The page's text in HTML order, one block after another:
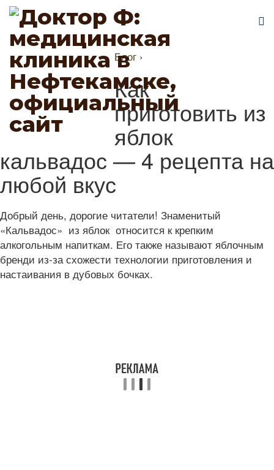
Блог ›
Как
приготовить из
яблок
кальвадос — 4 рецепта на
любой вкус
Добрый день, дорогие читатели! Знаменитый
«Кальвадос» из яблок относится к крепким
алкогольным напиткам. Его также называют яблочным
бренди из-за схожести технологии приготовления и
настаивания в дубовых бочках.